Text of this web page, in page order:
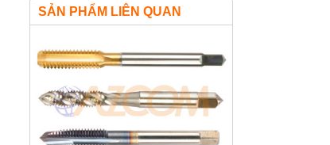
SẢN PHẨM LIÊN QUAN